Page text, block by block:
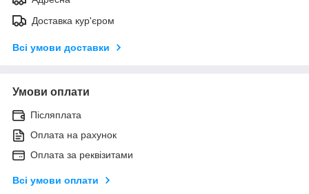
Доставка кур'єром
Всі умови доставки
Умови оплати
Післяплата
Оплата на рахунок
Оплата за реквізитами
Всі умови оплати